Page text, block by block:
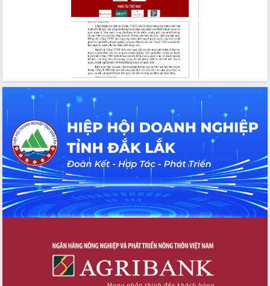
Ngày hội bầu cử đại biểu Quốc hội
khóa XVI và HĐND các cấp nhiệm kỳ
Đảm bảo cuộc bầu cử đại biểu Quốc
hội và đại biểu HĐND các cấp diễn ra
an toàn, hiệu quả, đúng quy định
Thủ tướng Chính phủ Phạm Minh Chính
kiểm tra, chỉ đạo hoàn thành các dự
án cao tốc và thăm khu tái định cư tại
Đắk Lắk
Sôi nổi Hội đua ngựa truyền thống Gò
Thì Thùng mừng Xuân Bính Ngọ 2026
Lãnh đạo tỉnh dâng hương tưởng niệm
tại Đập Đồng Cam đầu Xuân Bính Ngọ
Ngành nông nghiệp phấn đấu tăng
trưởng đạt 5,86% trong năm 2026
UBND tỉnh Đắk Lắk triển khai công tác
Đắk Lắk tập trung toàn lực khắc phục
tồn tại IUU, sẵn sàng làm việc với
Đoàn thanh tra EC